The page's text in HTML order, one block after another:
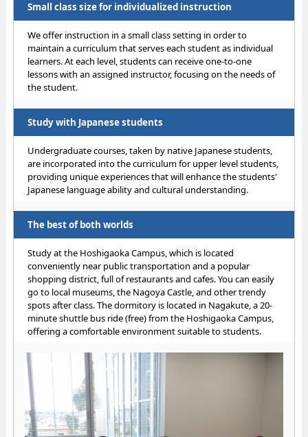
Small class size for individualized instruction
We offer instruction in a small class setting in order to
maintain a curriculum that serves each student as individual
learners. At each level, students can receive one-to-one
lessons with an assigned instructor, focusing on the needs of
the student.
Study with Japanese students
Undergraduate courses, taken by native Japanese students,
are incorporated into the curriculum for upper level students,
providing unique experiences that will enhance the students'
Japanese language ability and cultural understanding.
The best of both worlds
Study at the Hoshigaoka Campus, which is located
conveniently near public transportation and a popular
shopping district, full of restaurants and cafes. You can easily
go to local museums, the Nagoya Castle, and other trendy
spots after class. The dormitory is located in Nagakute, a 20-
minute shuttle bus ride (free) from the Hoshigaoka Campus,
offering a comfortable environment suitable to students.